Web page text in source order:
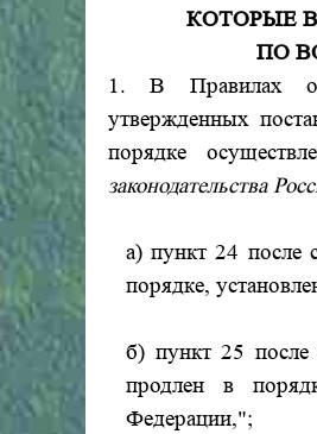
КОТОРЫЕ
ПО
1. В Правилах
утвержденных
порядке
законодательства
а) пункт 24 после
порядке,
б) пункт 25 после
продлен в
Федерации,";